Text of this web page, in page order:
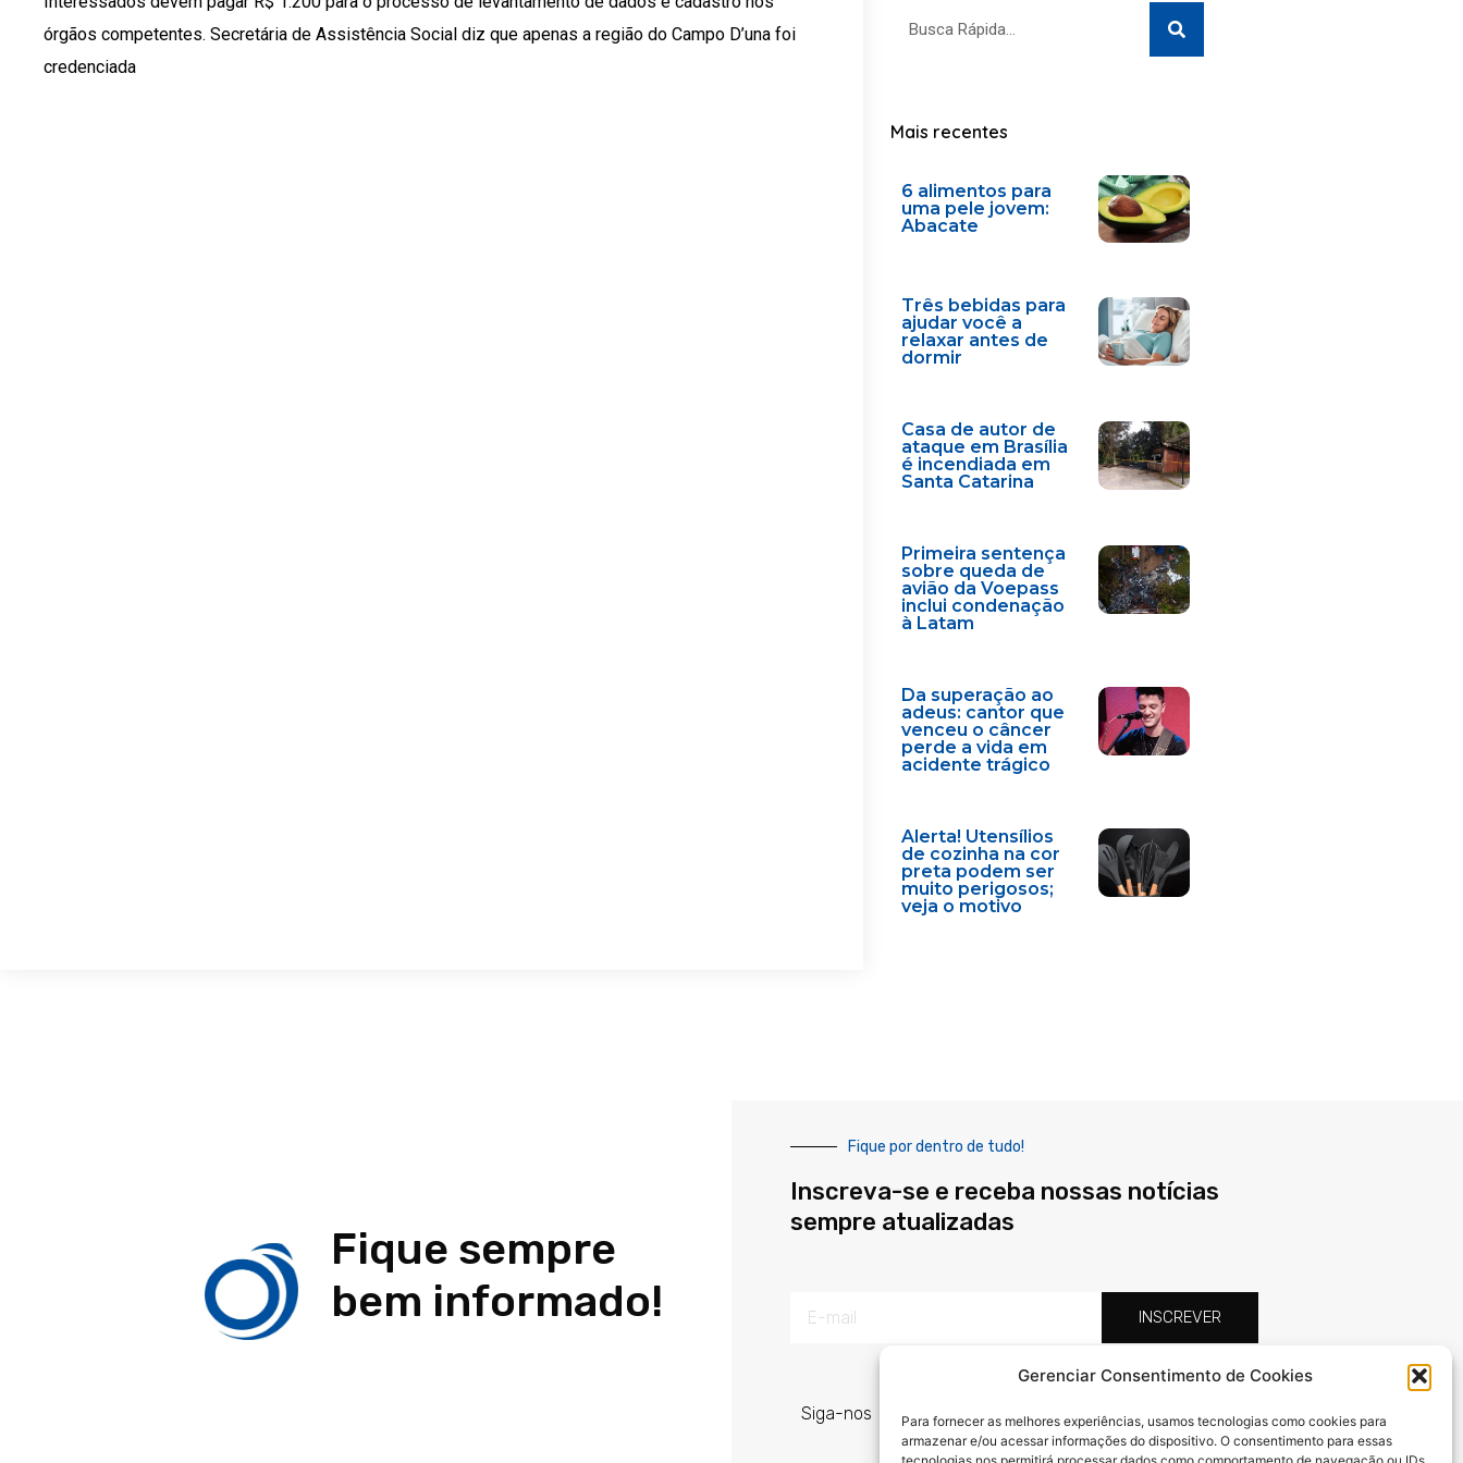
Gerenciar Consentimento de Cookies
Para fornecer as melhores experiências, usamos tecnologias como cookies para
armazenar e/ou acessar informações do dispositivo. O consentimento para essas
órgãos competentes. Secretária de Assistência Social diz que apenas a região do Campo D’una foi
credenciada
Search
Mais recentes
6 alimentos para
uma pele jovem:
Abacate
Três bebidas para
ajudar você a
relaxar antes de
dormir
Casa de autor de
ataque em Brasília
é incendiada em
Santa Catarina
Primeira sentença
sobre queda de
avião da Voepass
inclui condenação
à Latam
Da superação ao
adeus: cantor que
venceu o câncer
perde a vida em
acidente trágico
Alerta! Utensílios
de cozinha na cor
preta podem ser
muito perigosos;
veja o motivo
Fique sempre
bem informado!
Fique por dentro de tudo!
Inscreva-se e receba nossas notícias
sempre atualizadas
INSCREVER
Siga-nos
a
c
e
-
t
w
n
s
t